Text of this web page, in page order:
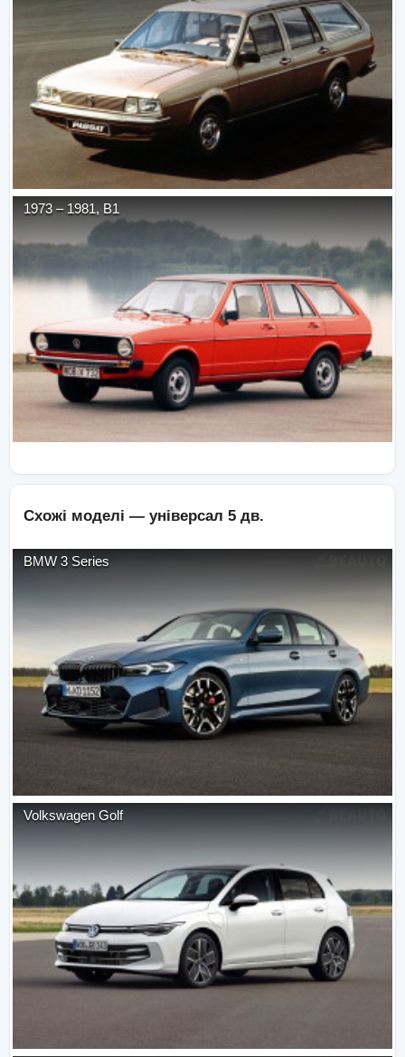
1973 – 1981, B1
Схожі моделі — універсал 5 дв.
BMW 3 Series
Volkswagen Golf